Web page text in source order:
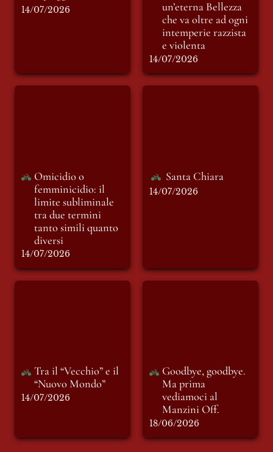
14/07/2026
un’eterna Bellezza
che va oltre ad ogni
intemperie razzista
e violenta
14/07/2026
Omicidio o
femminicidio: il
limite subliminale
tra due termini
tanto simili quanto
diversi
14/07/2026
Santa Chiara
14/07/2026
Tra il “Vecchio” e il
Tra il “Vecchio” e il
“Nuovo Mondo”
14/07/2026
Goodbye, goodbye.
Goodbye, goodbye.
Ma prima
vediamoci al
Manzini Off.
18/06/2026